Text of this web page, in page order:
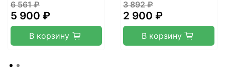
6 561 ₽
5 900 ₽
В корзину
3 892 ₽
2 900 ₽
В корзину